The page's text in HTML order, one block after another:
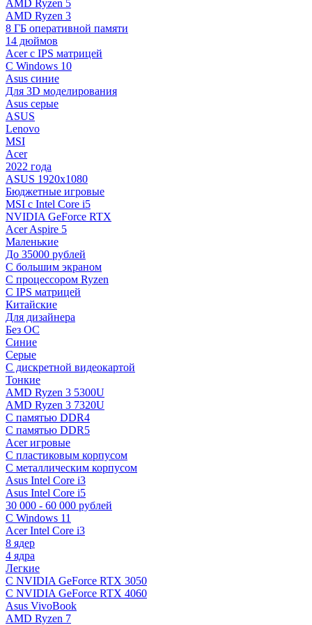
AMD Ryzen 5
AMD Ryzen 3
8 ГБ оперативной памяти
14 дюймов
Acer с IPS матрицей
С Windows 10
Asus синие
Для 3D моделирования
Asus серые
ASUS
Lenovo
MSI
Acer
2022 года
ASUS 1920х1080
Бюджетные игровые
MSI с Intel Core i5
NVIDIA GeForce RTX
Acer Aspire 5
Маленькие
До 35000 рублей
C большим экраном
С процессором Ryzen
С IPS матрицей
Китайские
Для дизайнера
Без ОС
Синие
Серые
C дискретной видеокартой
Тонкие
AMD Ryzen 3 5300U
AMD Ryzen 3 7320U
С памятью DDR4
С памятью DDR5
Acer игровые
С пластиковым корпусом
С металлическим корпусом
Asus Intel Core i3
Asus Intel Core i5
30 000 - 60 000 рублей
С Windows 11
Acer Intel Core i3
8 ядер
4 ядра
Легкие
С NVIDIA GeForce RTX 3050
С NVIDIA GeForce RTX 4060
Asus VivoBook
AMD Ryzen 7